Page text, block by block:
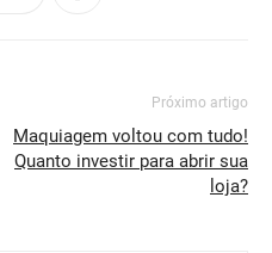
Próximo artigo
Maquiagem voltou com tudo!
Quanto investir para abrir sua
loja?